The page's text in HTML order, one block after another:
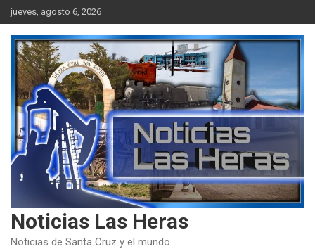
Skip
to
content
jueves, agosto 6, 2026
Noticias Las Heras
Noticias de Santa Cruz y el mundo